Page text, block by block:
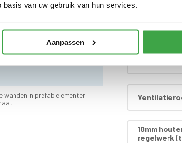
van uw gebruik van hun services.
Aanpassen
regenpijp tot aan maaiveld -
in prefab elementen
18mm
regelwerk